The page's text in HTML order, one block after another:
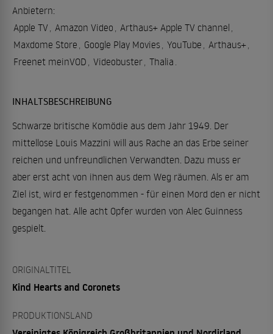
Anbietern:
Apple TV Amazon Video Arthaus+ Apple TV channel
Maxdome Store
Google Play Movies YouTube Arthaus+
Freenet meinVOD Videobuster Thalia
INHALTSBESCHREIBUNG
Schwarze britische Komödie aus dem Jahr 1949. Der
mittellose Louis Mazzini will aus Rache an das Erbe seiner
reichen und unfreundlichen Verwandten. Dazu muss er
aber erst acht von ihnen aus dem Weg räumen. Als er am
Ziel ist, wird er festgenommen - für einen Mord den er nicht
begangen hat. Alle acht Opfer wurden von Alec Guinness
gespielt.
ORIGINALTITEL
Kind Hearts and Coronets
PRODUKTIONSLAND